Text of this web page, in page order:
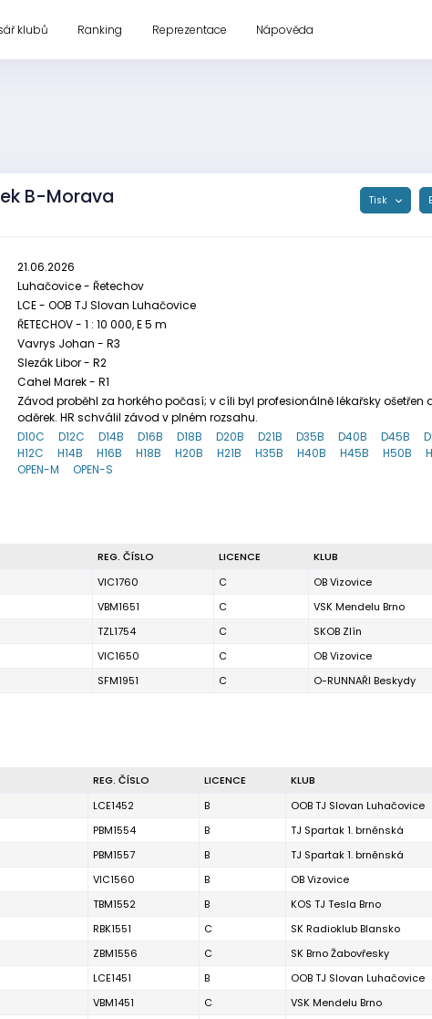
klubů Ranking Reprezentace Nápověda
B-Morava Tisk
21.06.2026
Luhačovice - Řetechov
LCE - OOB TJ Slovan Luhačovice
ŘETECHOV - 1 : 10 000, E 5 m
Vavrys Johan - R3
Slezák Libor - R2
Cahel Marek - R1
Závod proběhl za horkého počasí; v cíli byl profesionálně lékařsky
oděrek. HR schválil závod v plném rozsahu.
D10C D12C D14B D16B D18B D20B D21B D35B D40B D45B
H12C
H14B H16B H18B H20B H21B H35B H40B H45B H50B
OPEN-M
OPEN-S
REG. ČÍSLO LICENCE KLUB
VIC1760 C OB Vizovice
VBM1651 C VSK Mendelu Brno
TZL1754 C SKOB Zlín
VIC1650 C OB Vizovice
SFM1951 C O-RUNNAŘI Beskydy
REG. ČÍSLO LICENCE KLUB
LCE1452 B OOB TJ Slovan Luhačovice
PBM1554 B TJ Spartak 1. brněnská
PBM1557 B TJ Spartak 1. brněnská
VIC1560 B OB Vizovice
TBM1552 B KOS TJ Tesla Brno
RBK1551 C SK Radioklub Blansko
ZBM1556 C SK Brno Žabovřesky
LCE1451 B OOB TJ Slovan Luhačovice
VBM1451 C VSK Mendelu Brno